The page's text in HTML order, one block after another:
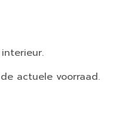
actuele voorraad.